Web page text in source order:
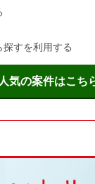
探すを利用する
人気の案件はこち